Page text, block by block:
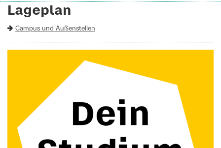
Lageplan
Campus und Außenstellen